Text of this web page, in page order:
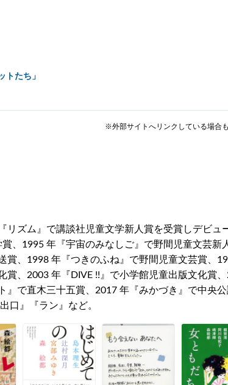
トたち」
※外部サイトへリンクしている場合
リズム』で講談社児童文学新人賞を受賞しデビュ
、1995 年『宇宙のみなしご』で野間児童文芸新
賞、1998 年『つきのふね』で野間児童文芸賞、
賞、2003 年『DIVE !!』で小学館児童出版文化賞
』で直木三十五賞、2017 年『みかづき』で中央
口』『ラン』など。